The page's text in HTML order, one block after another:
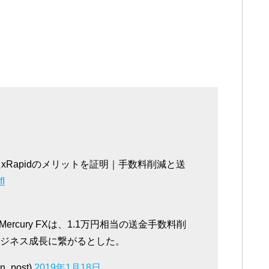
のメリットを証明｜手数料削減と送
FXは、1.1万円相当の送金手数料削
ネス成長に繋がるとした。